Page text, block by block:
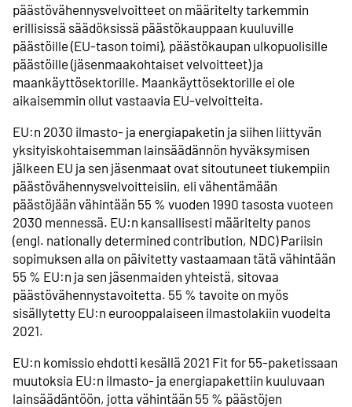
päästövähennysvelvoitteet on määritelty tarkemmin
erillisissä säädöksissä päästökauppaan kuuluville
päästöille (EU-tason toimi), päästökaupan ulkopuolisille
päästöille (jäsenmaakohtaiset velvoitteet) ja
maankäyttösektorille. Maankäyttösektorille ei ole
aikaisemmin ollut vastaavia EU-velvoitteita.
EU:n 2030 ilmasto- ja energiapaketin ja siihen liittyvän
yksityiskohtaisemman lainsäädännön hyväksymisen
jälkeen EU ja sen jäsenmaat ovat sitoutuneet tiukempiin
päästövähennysvelvoitteisiin, eli vähentämään
päästöjään vähintään 55 % vuoden 1990 tasosta vuoteen
2030 mennessä. EU:n kansallisesti määritelty panos
(engl. nationally determined contribution, NDC) Pariisin
sopimuksen alla on päivitetty vastaamaan tätä vähintään
55 % EU:n ja sen jäsenmaiden yhteistä, sitovaa
päästövähennystavoitetta. 55 % tavoite on myös
sisällytetty EU:n eurooppalaiseen ilmastolakiin vuodelta
2021.
EU:n komissio ehdotti kesällä 2021 Fit for 55-paketissaan
muutoksia EU:n ilmasto- ja energiapakettiin kuuluvaan
lainsäädäntöön, jotta vähintään 55 % päästöjen